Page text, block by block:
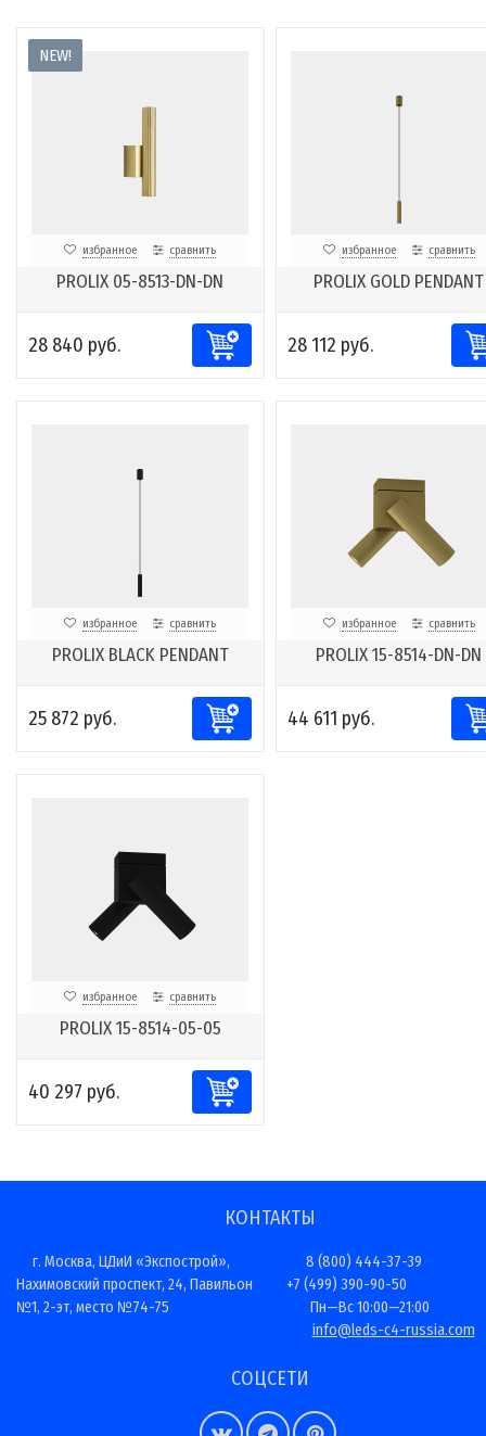
NEW!
избранное сравнить
PROLIX 05-8513-DN-DN
28 840 руб.
избранное сравнить
PROLIX GOLD PENDANT
28 112 руб.
избранное сравнить
PROLIX BLACK PENDANT
25 872 руб.
избранное сравнить
PROLIX 15-8514-DN-DN
44 611 руб.
избранное сравнить
PROLIX 15-8514-05-05
40 297 руб.
КОНТАКТЫ
г. Москва, ЦДиИ «Экспострой»,
Нахимовский проспект, 24, Павильон
№1, 2-эт, место №74-75
8 (800) 444-37-39
+7 (499) 390-90-50
Пн—Вс 10:00—21:00
info@leds-c4-russia.com
СОЦСЕТИ